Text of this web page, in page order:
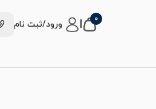
0 ورود/ثبت نام